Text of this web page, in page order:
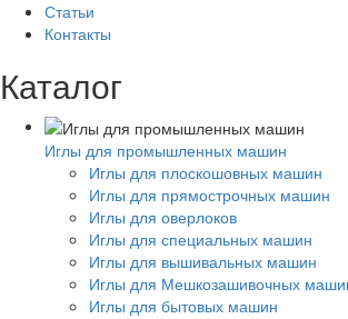
Статьи
Контакты
Каталог
Иглы для промышленных машин
Иглы для плоскошовных машин
Иглы для прямострочных машин
Иглы для оверлоков
Иглы для специальных машин
Иглы для вышивальных машин
Иглы для Мешкозашивочных
Иглы для бытовых машин